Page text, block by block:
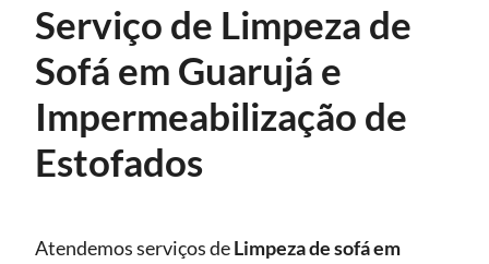
Serviço de Limpeza de
Sofá em Guarujá e
Impermeabilização de
Estofados
Atendemos serviços deLimpeza de sofáem